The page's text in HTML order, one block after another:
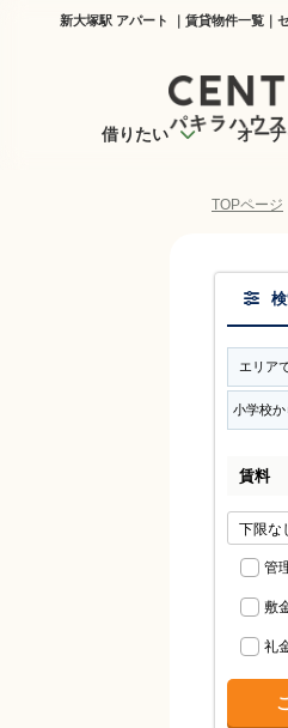
新大塚駅 アパート ｜賃貸物件一覧｜
借りたい オー
TOPページ
エリア
小学校
賃料
管
敷
礼